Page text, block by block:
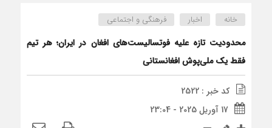
خانه اخبار فرهنگی و اجتماعی
محدودیت تازه علیه فوتسالیست‌های افغان در ایران؛ هر تیم
فقط یک ملی‌پوش افغانستانی
کد خبر : 2522
17 آوریل 2025 - 23:04